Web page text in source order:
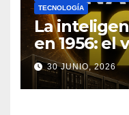
TECNOLOGÍA
La
en 1956: el
de la IA
mundo
30 JUNIO, 2026